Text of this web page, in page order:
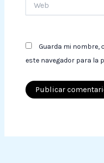
Guarda mi nombre,
este navegador para la